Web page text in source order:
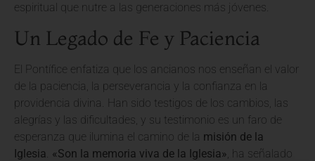
espiritual que nutre a las generaciones más jóvenes.
Un Legado de Fe y Paciencia
El Pontífice enfatiza que los ancianos nos enseñan el valor
de la paciencia, la perseverancia y la confianza en la
providencia divina. Han sido testigos de los cambios, las
alegrías y las dificultades, y su testimonio es un faro de
esperanza que ilumina el camino de la misión de la
Iglesia «Son la memoria viva de la Iglesia» , ha señalado